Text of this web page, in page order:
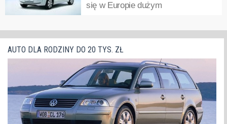
up!a wyposażono również w rozbudowany sprzęt...
się w Europie dużym
większa liczba producentów decyduje się poszerzyć
swoją ofertę o tego rodzaju model. Bycie „eko” jest dziś
na topie, posiadanie w ofercie pojazdu elektrycznego... »
AUTO DLA RODZINY DO 20 TYS. ZŁ